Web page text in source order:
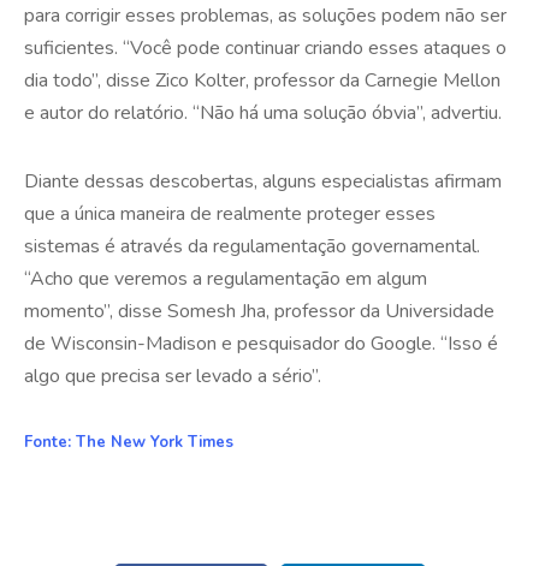
para corrigir esses problemas, as soluções podem não ser
suficientes. “Você pode continuar criando esses ataques o
dia todo”, disse Zico Kolter, professor da Carnegie Mellon
e autor do relatório. “Não há uma solução óbvia”, advertiu.
Diante dessas descobertas, alguns especialistas afirmam
que a única maneira de realmente proteger esses
sistemas é através da regulamentação governamental.
“Acho que veremos a regulamentação em algum
momento”, disse Somesh Jha, professor da Universidade
de Wisconsin-Madison e pesquisador do Google. “Isso é
algo que precisa ser levado a sério”.
Fonte: The New York Times